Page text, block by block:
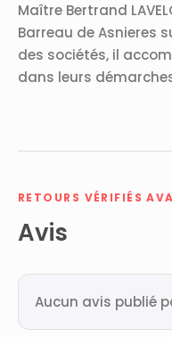
Maître Bertrand
Barreau de Asnieres
des sociétés, il
dans leurs
RETOURS VÉRIFIÉS
Avis
Aucun avis publié